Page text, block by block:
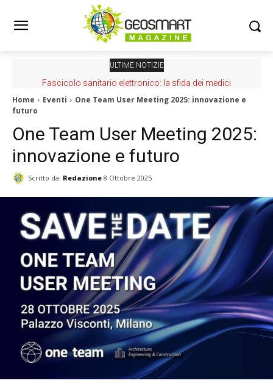
ULTIME NOTIZIE
Fascicolo sanitario elettronico: la sfida dei medici
Home Eventi
One Team User Meeting 2025: innovazione e
futuro
One Team User Meeting 2025:
innovazione e futuro
Scritto da: Redazione 8 Ottobre 2025